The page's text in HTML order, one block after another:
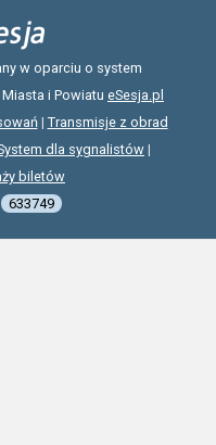
w oparciu o system
i Powiatu eSesja.pl
| Transmisje z obrad
dla sygnalistów |
biletów
633749